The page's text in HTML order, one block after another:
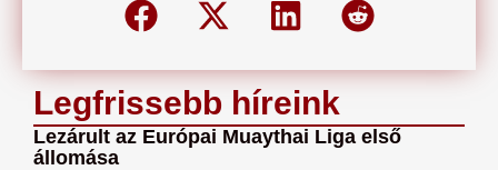
Legfrissebb híreink
Lezárult az Európai Muaythai Liga első
állomása